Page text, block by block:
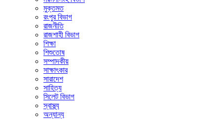
মুক্তমত
রংপুর বিভাগ
রাজনীতি
রাজশাহী বিভাগ
শিক্ষা
শিশুতোষ
সম্পাদকীয়
সাক্ষাৎকার
সারাদেশ
সাহিত্য
সিলেট বিভাগ
স্বাস্থ্য
অন্যান্য